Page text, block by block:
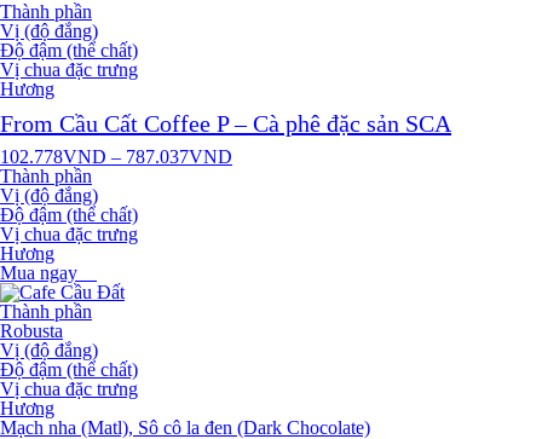
Thành phần
Vị (độ đắng)
Độ đậm (thể chất)
Vị chua đặc trưng
Hương
From Cầu Cất Coffee P – Cà phê đặc sản SCA
102.778VND – 787.037VND
Thành phần
Vị (độ đắng)
Độ đậm (thể chất)
Vị chua đặc trưng
Hương
Mua ngay
Thành phần
Robusta
Vị (độ đắng)
Độ đậm (thể chất)
Vị chua đặc trưng
Hương
Mạch nha (Matl), Sô cô la đen (Dark Chocolate)